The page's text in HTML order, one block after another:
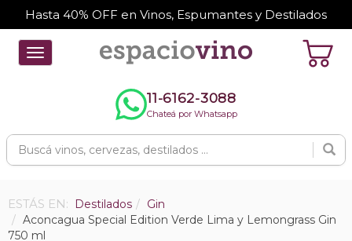
Hasta 40% OFF en Vinos, Espumantes y Destilados
Toggle
navigation
11-6162-3088
Chateá por Whatsapp
ESTÁS EN: Destilados
Gin
Aconcagua Special Edition Verde Lima y Lemongrass Gin
750 ml